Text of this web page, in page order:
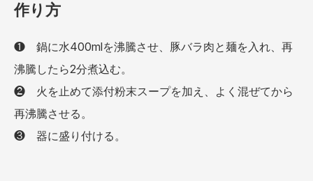
作り⽅
❶ 鍋に水400mlを沸騰させ、豚バラ肉と麺を入れ、再
沸騰したら2分煮込む。
❷ 火を止めて添付粉末スープを加え、よく混ぜてから
再沸騰させる。
❸ 器に盛り付ける。